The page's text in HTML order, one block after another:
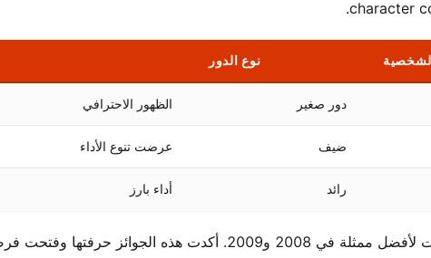
character
نوع الدور
دور صغير الظهور الاحترافي
ضيف عرضت تنوع الأداء
رائد أداء بارز
حرفتها وفتحت فرصًا جديدة.